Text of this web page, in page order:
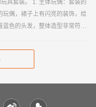
具套装。 1. 主体玩偶：套装的
玩偶，裙子上有闪亮的装饰，给
蓝色的头发，整体造型非常符合